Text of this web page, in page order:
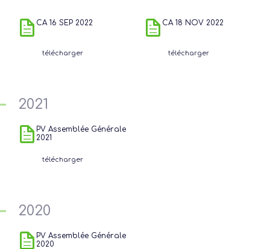
CA 16 SEP 2022
télécharger
CA 18 NOV 2022
télécharger
2021
PV Assemblée Générale
2021
télécharger
2020
PV Assemblée Générale
2020